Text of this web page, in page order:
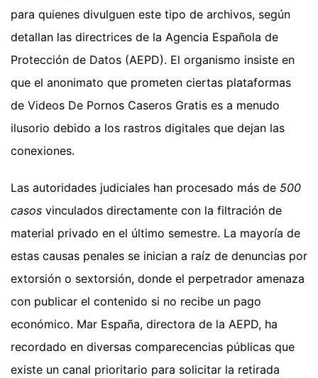
para quienes divulguen este tipo de archivos, según
detallan las directrices de la Agencia Española de
Protección de Datos (AEPD). El organismo insiste en
que el anonimato que prometen ciertas plataformas
de Videos De Pornos Caseros Gratis es a menudo
ilusorio debido a los rastros digitales que dejan las
conexiones.
Las autoridades judiciales han procesado más de 500
casos vinculados directamente con la filtración de
material privado en el último semestre. La mayoría de
estas causas penales se inician a raíz de denuncias por
extorsión o sextorsión, donde el perpetrador amenaza
con publicar el contenido si no recibe un pago
económico. Mar España, directora de la AEPD, ha
recordado en diversas comparecencias públicas que
existe un canal prioritario para solicitar la retirada